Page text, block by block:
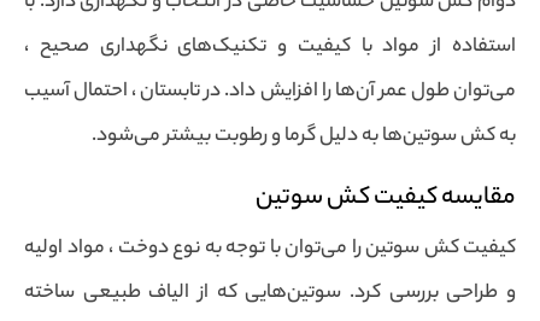
استفاده از مواد با کیفیت و تکنیک‌های نگهداری صحیح ،
می‌توان طول عمر آن‌ها را افزایش داد. در تابستان ، احتمال آسیب
به کش سوتین‌ها به دلیل گرما و رطوبت بیشتر می‌شود.
مقایسه کیفیت کش سوتین
کیفیت کش سوتین را می‌توان با توجه به نوع دوخت ، مواد اولیه
و طراحی بررسی کرد. سوتین‌هایی که از الیاف طبیعی ساخته